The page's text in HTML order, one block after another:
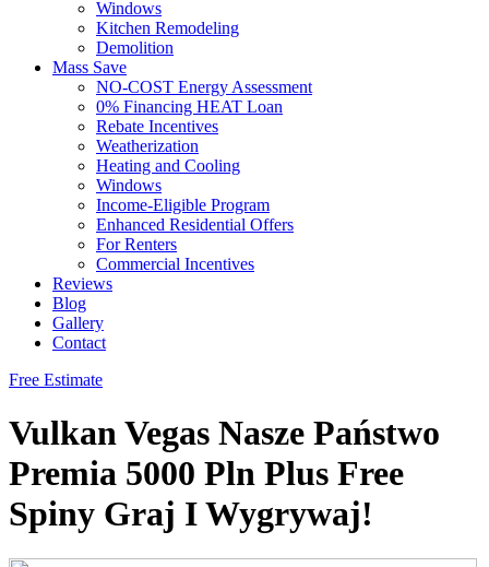
Windows
Kitchen Remodeling
Demolition
Mass Save
NO-COST Energy Assessment
0% Financing HEAT Loan
Rebate Incentives
Weatherization
Heating and Cooling
Windows
Income-Eligible Program
Enhanced Residential Offers
For Renters
Commercial Incentives
Reviews
Blog
Gallery
Contact
Free Estimate
Vulkan Vegas Nasze Państwo
Premia 5000 Pln Plus Free
Spiny Graj I Wygrywaj!